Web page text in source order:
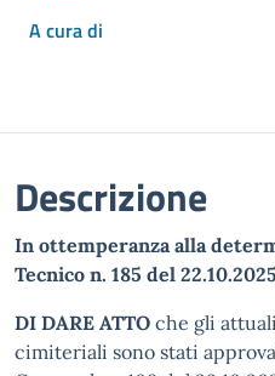
A cura di
Descrizione
In ottemperanza alla
Tecnico n. 185 del
DI DARE ATTO che gli
cimiteriali sono stati